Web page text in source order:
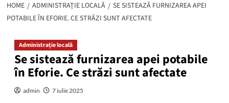
HOME ADMINISTRAȚIE LOCALĂ
SE SISTEAZĂ FURNIZAREA APEI
POTABILE ÎN EFORIE. CE STRĂZI SUNT AFECTATE
Administrație locală
Se sistează furnizarea apei potabile
în Eforie. Ce străzi sunt afectate
admin 7 iulie 2025